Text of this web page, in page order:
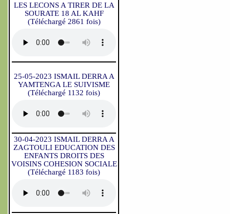
LES LECONS A TIRER DE LA
SOURATE 18 AL KAHF
(Téléchargé 2861 fois)
25-05-2023 ISMAIL DERRA A
YAMTENGA LE SUIVISME
(Téléchargé 1132 fois)
30-04-2023 ISMAIL DERRA A
ZAGTOULI EDUCATION DES
ENFANTS DROITS DES
VOISINS COHESION SOCIALE
(Téléchargé 1183 fois)